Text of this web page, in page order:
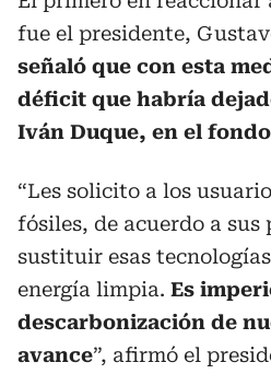
fue el presidente,
señaló que con esta
déficit que habría
Iván Duque, en el
“Les solicito a los
fósiles, de acuerdo a sus
sustituir esas
energía limpia. Es
descarbonización de
avance”, afirmó el